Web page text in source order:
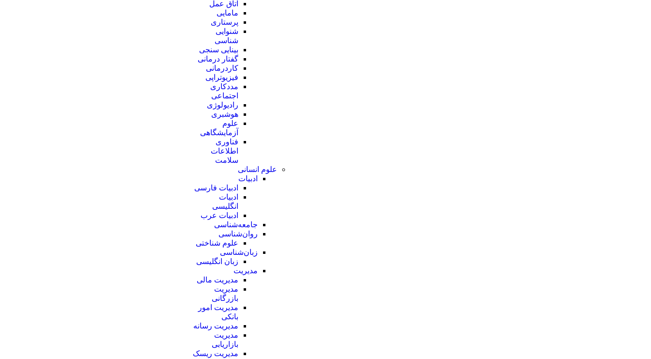
اتاق عمل
مامایی
پرستاری
شنوایی
شناسی
بینایی سنجی
گفتار درمانی
کاردرمانی
فیزیوتراپی
مددکاری
اجتماعی
رادیولوژی
هوشبری
علوم
آزمایشگاهی
فناوری
اطلاعات
سلامت
علوم انسانی
ادبیات
ادبیات فارسی
ادبیات
انگلیسی
ادبیات عرب
جامعه‌شناسی
روان‌شناسی
علوم شناختی
زبان‌شناسی
زبان انگلیسی
مدیریت
مدیریت مالی
مدیریت
بازرگانی
مدیریت امور
بانکی
مدیریت رسانه
مدیریت
بازاریابی
مدیریت ریسک